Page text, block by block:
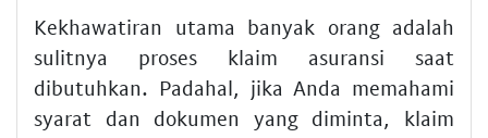
Kekhawatiran utama banyak orang adalah
sulitnya proses klaim asuransi saat
dibutuhkan. Padahal, jika Anda memahami
syarat dan dokumen yang diminta, klaim